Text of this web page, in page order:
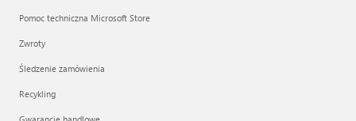
Pomoc techniczna Microsoft Store
Zwroty
Śledzenie zamówienia
Recykling